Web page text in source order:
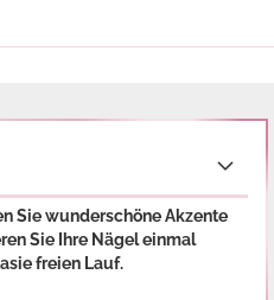
Sie wunderschöne Akzente
Sie Ihre Nägel einmal
freien Lauf.